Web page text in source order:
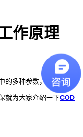
作原理
的多种参数，从而实现
就为大家介绍一下COD